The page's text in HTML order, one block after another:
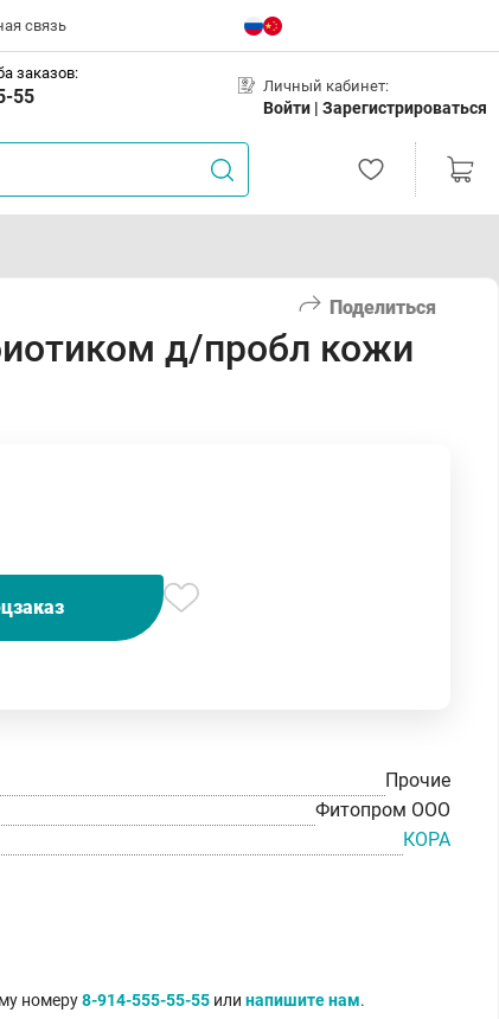
связь
заказов:
55 Личный кабинет:
Войти | Зарегистрироваться
Поделиться
д/пробл кожи
Прочие
Фитопром ООО
КОРА
номеру8-914-555-55-55 или напишите нам.